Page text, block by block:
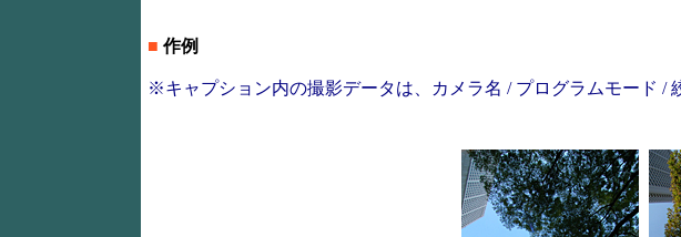
■ 作例
※キャプション内の撮影データは、カメラ名 / プログラムモード /